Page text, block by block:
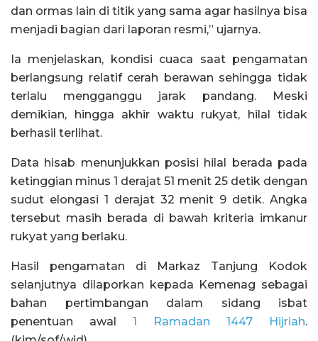
dan ormas lain di titik yang sama agar hasilnya bisa
menjadi bagian dari laporan resmi,” ujarnya.
Ia menjelaskan, kondisi cuaca saat pengamatan
berlangsung relatif cerah berawan sehingga tidak
terlalu mengganggu jarak pandang. Meski
demikian, hingga akhir waktu rukyat, hilal tidak
berhasil terlihat.
Data hisab menunjukkan posisi hilal berada pada
ketinggian minus 1 derajat 51 menit 25 detik dengan
sudut elongasi 1 derajat 32 menit 9 detik. Angka
tersebut masih berada di bawah kriteria imkanur
rukyat yang berlaku.
Hasil pengamatan di Markaz Tanjung Kodok
selanjutnya dilaporkan kepada Kemenag sebagai
bahan pertimbangan dalam sidang isbat
penentuan awal 1 Ramadan 1447 Hijriah.